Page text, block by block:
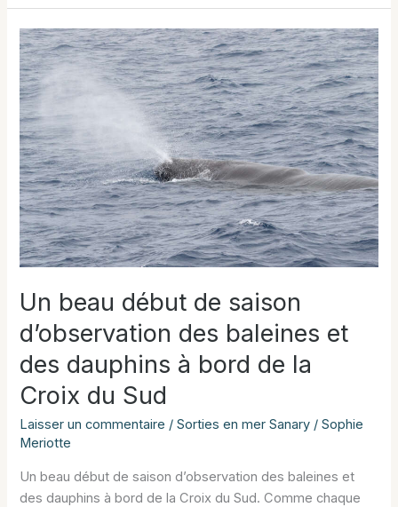
exceptionnelle
avec
les
baleines
et
les
dauphins
Un beau début de saison
d’observation des baleines et
des dauphins à bord de la
Croix du Sud
Laisser un commentaire /Sorties en mer Sanary /Sophie
Meriotte
Un beau début de saison d’observation des baleines et
des dauphins à bord de la Croix du Sud. Comme chaque